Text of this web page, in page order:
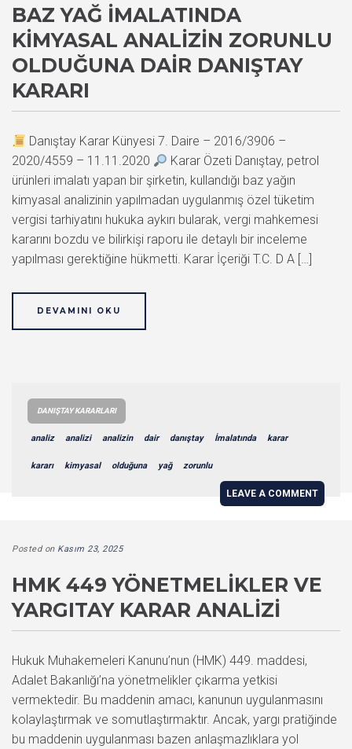
BAZ YAĞ İMALATINDA
KIMYASAL ANALIZIN ZORUNLU
OLDUĞUNA DAIR DANIŞTAY
KARARI
Danıştay Karar Künyesi 7. Daire – 2016/3906 –
2020/4559 – 11.11.2020
Karar Özeti Danıştay, petrol
ürünleri imalatı yapan bir şirketin, kullandığı baz yağın
kimyasal analizinin yapılmadan uygulanmış özel tüketim
vergisi tarhiyatını hukuka aykırı bularak, vergi mahkemesi
kararını bozdu ve bilirkişi raporu ile detaylı bir inceleme
yapılması gerektiğine hükmetti. Karar İçeriği T.C. D A […]
DEVAMINI OKU
DANIŞTAY KARARLARI
analiz analizi analizin dair danıştay İmalatında karar
kararı kimyasal olduğuna yağ zorunlu
LEAVE A COMMENT
Posted on Kasım 23, 2025
HMK 449 YÖNETMELIKLER VE
YARGITAY KARAR ANALIZI
Hukuk Muhakemeleri Kanunu’nun (HMK) 449. maddesi,
Adalet Bakanlığı’na yönetmelikler çıkarma yetkisi
vermektedir. Bu maddenin amacı, kanunun uygulanmasını
kolaylaştırmak ve somutlaştırmaktır. Ancak, yargı pratiğinde
bu maddenin uygulanması bazen anlaşmazlıklara yol